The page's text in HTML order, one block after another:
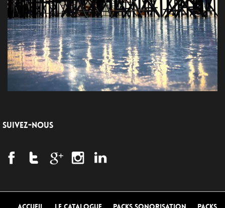
SUIVEZ-NOUS